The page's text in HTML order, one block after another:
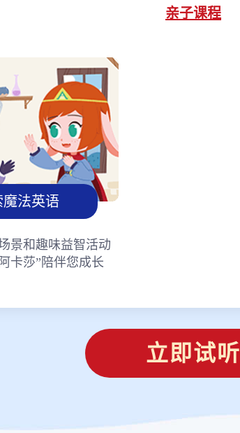
亲子课程
魔法英语
景和趣味益智活动
卡莎”陪伴您成长
立即试听